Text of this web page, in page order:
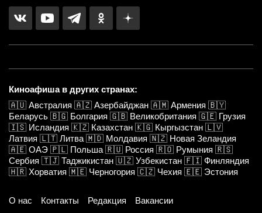
Киноафиша в других странах:
🇦🇺 Австралия 🇦🇿 Азербайджан 🇦🇲 Армения 🇧🇾
Беларусь 🇧🇬 Болгария 🇬🇧 Великобритания 🇬🇪 Грузия
🇮🇸 Исландия 🇰🇿 Казахстан 🇰🇬 Кыргызстан 🇱🇻
Латвия 🇱🇹 Литва 🇲🇩 Молдавия 🇳🇿 Новая Зеландия
🇦🇪 ОАЭ 🇵🇱 Польша 🇷🇺 Россия 🇷🇴 Румыния 🇷🇸
Сербия 🇹🇯 Таджикистан 🇺🇿 Узбекистан 🇫🇮 Финляндия
🇭🇷 Хорватия 🇲🇪 Черногория 🇨🇿 Чехия 🇪🇪 Эстония
О нас Контакты Редакция
Вакансии